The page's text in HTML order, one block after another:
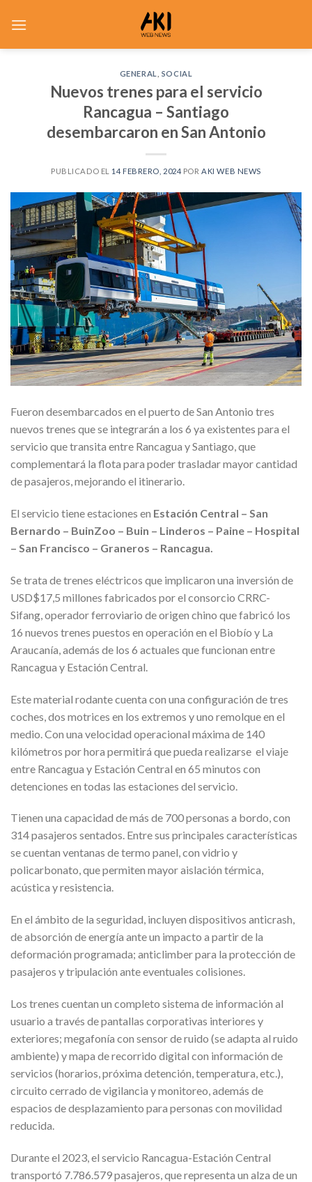
GENERAL SOCIAL
Nuevos trenes para el servicio
Rancagua – Santiago
desembarcaron en San Antonio
PUBLICADO EL 14 FEBRERO, 2024 POR AKI WEB NEWS
Fueron desembarcados en el puerto de San Antonio tres
nuevos trenes que se integrarán a los 6 ya existentes para el
servicio que transita entre Rancagua y Santiago, que
complementará la flota para poder trasladar mayor cantidad
de pasajeros, mejorando el itinerario.
El servicio tiene estaciones en Estación Central – San
Bernardo – BuinZoo – Buin – Linderos – Paine – Hospital
– San Francisco – Graneros – Rancagua.
Se trata de trenes eléctricos que implicaron una inversión de
USD$17,5 millones fabricados por el consorcio CRRC-
Sifang, operador ferroviario de origen chino que fabricó los
16 nuevos trenes puestos en operación en el Biobío y La
Araucanía, además de los 6 actuales que funcionan entre
Rancagua y Estación Central.
Este material rodante cuenta con una configuración de tres
coches, dos motrices en los extremos y uno remolque en el
medio. Con una velocidad operacional máxima de 140
kilómetros por hora permitirá que pueda realizarse el viaje
entre Rancagua y Estación Central en 65 minutos con
detenciones en todas las estaciones del servicio.
Tienen una capacidad de más de 700 personas a bordo, con
314 pasajeros sentados. Entre sus principales características
se cuentan ventanas de termo panel, con vidrio y
policarbonato, que permiten mayor aislación térmica,
acústica y resistencia.
En el ámbito de la seguridad, incluyen dispositivos anticrash,
de absorción de energía ante un impacto a partir de la
deformación programada; anticlimber para la protección de
pasajeros y tripulación ante eventuales colisiones.
Los trenes cuentan un completo sistema de información al
usuario a través de pantallas corporativas interiores y
exteriores; megafonía con sensor de ruido (se adapta al ruido
ambiente) y mapa de recorrido digital con información de
servicios (horarios, próxima detención, temperatura, etc.),
circuito cerrado de vigilancia y monitoreo, además de
espacios de desplazamiento para personas con movilidad
reducida.
Durante el 2023, el servicio Rancagua-Estación Central
transportó 7.786.579 pasajeros, que representa un alza de un